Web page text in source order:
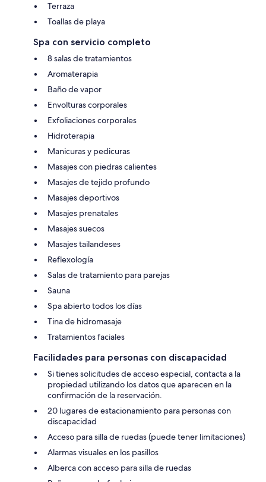
Terraza
Toallas de playa
Spa con servicio completo
8 salas de tratamientos
Aromaterapia
Baño de vapor
Envolturas corporales
Exfoliaciones corporales
Hidroterapia
Manicuras y pedicuras
Masajes con piedras calientes
Masajes de tejido profundo
Masajes deportivos
Masajes prenatales
Masajes suecos
Masajes tailandeses
Reflexología
Salas de tratamiento para parejas
Sauna
Spa abierto todos los días
Tina de hidromasaje
Tratamientos faciales
Facilidades para personas con discapacidad
Si tienes solicitudes de acceso especial, contacta a la
propiedad utilizando los datos que aparecen en la
confirmación de la reservación.
20 lugares de estacionamiento para personas con
discapacidad
Acceso para silla de ruedas (puede tener limitaciones)
Alarmas visuales en los pasillos
Alberca con acceso para silla de ruedas